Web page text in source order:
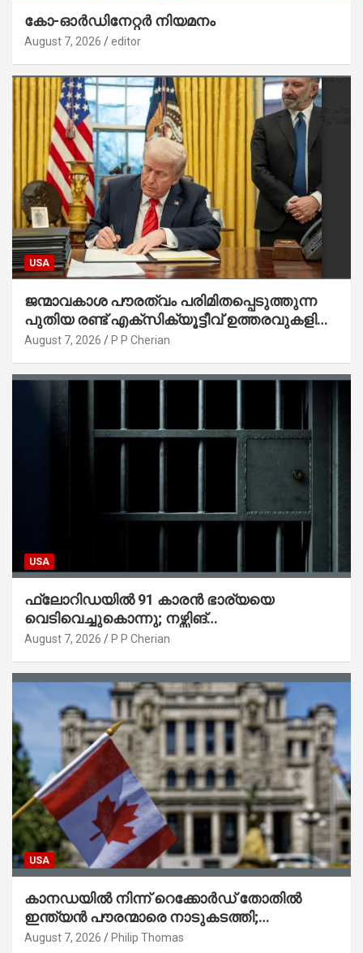
കോ-ഓർഡിനേറ്റർ നിയമനം
August 7, 2026 editor
USA
ജന്മാവകാശ പൗരത്വം പരിമിതപ്പെടുത്തുന്ന
പുതിയ രണ്ട് എക്സിക്യൂട്ടീവ് ഉത്തരവുകളിൽ
ട്രംപ് ഒപ്പുവെച്ചു
August 7, 2026 P P Cherian
USA
ഫ്ലോറിഡയിൽ 91 കാരൻ ഭാര്യയെ
വെടിവെച്ചുകൊന്നു; നഴ്സിങ്
ഹോമിലാക്കില്ലെന്ന് നൽകിയ വാഗ്ദാനം
August 7, 2026 P P Cherian
USA
കാനഡയിൽ നിന്ന് റെക്കോർഡ് തോതിൽ
ഇന്ത്യൻ പൗരന്മാരെ നാടുകടത്തി;
ആറുമാസത്തിനിടെ 3,323 പേർ
August 7, 2026 Philip Thomas